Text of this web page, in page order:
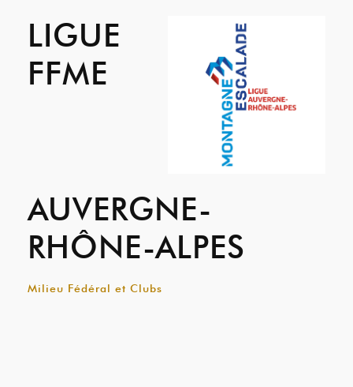
LIGUE
FFME
AUVERGNE-
RHÔNE-ALPES
Milieu Fédéral et Clubs